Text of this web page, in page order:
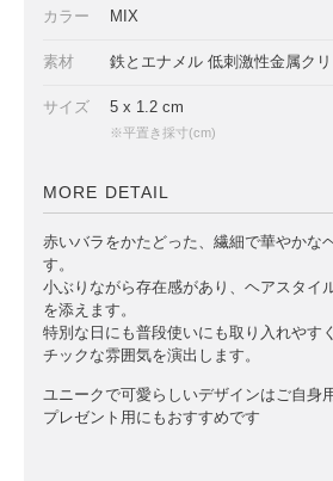
カラー MIX
素材 鉄とエナメル 低刺激性金属ク
サイズ 5 x 1.2 cm
※平置き採寸(cm)
MORE DETAIL
赤いバラをかたどった、繊細で華やかな
す。
小ぶりながら存在感があり、ヘアスタイ
を添えます。
特別な日にも普段使いにも取り入れやす
チックな雰囲気を演出します。
ユニークで可愛らしいデザインはご自身
プレゼント用にもおすすめです